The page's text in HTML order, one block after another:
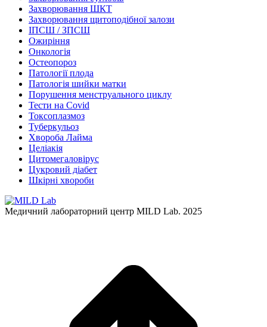
Захворювання ШКТ
Захворювання щитоподібної залози
ІПСШ / ЗПСШ
Ожиріння
Онкологія
Остеопороз
Патології плода
Патологія шийки матки
Порушення менструального циклу
Тести на Covid
Токсоплазмоз
Туберкульоз
Хвороба Лайма
Целіакія
Цитомегаловірус
Цукровий діабет
Шкірні хвороби
Медичний лабораторний центр MILD Lab. 2025